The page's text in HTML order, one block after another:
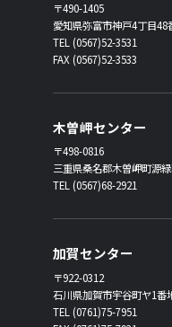
〒490-1405
愛知県弥富市神戸4丁目48
TEL (0567)52-3531
FAX (0567)52-3533
木曽岬センター
〒498-0816
三重県桑名郡木曽岬町源
TEL (0567)68-2921
加賀センター
〒922-0312
石川県加賀市宇谷町ヤ1番
TEL (0761)75-7951